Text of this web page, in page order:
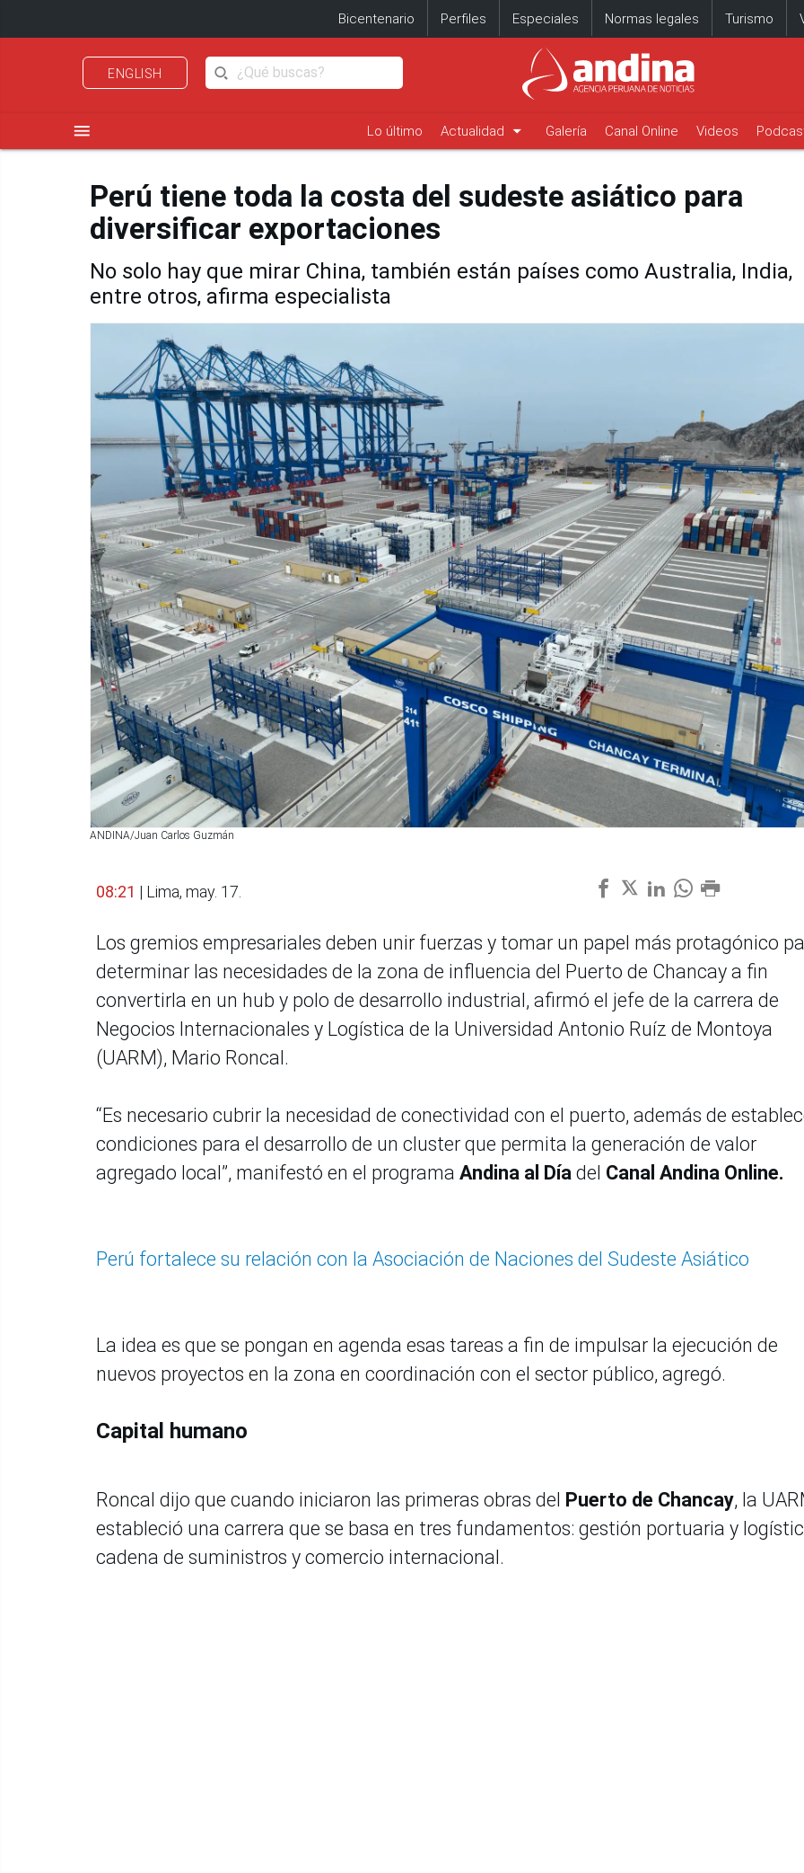
Bicentenario Perfiles Especiales Normas legales Turismo
ENGLISH
menu Lo último Actualidad arrow_drop_down Galería Canal Online Videos
Perú tiene toda la costa del sudeste asiático para
diversificar exportaciones
No solo hay que mirar China, también están países como Australia, India,
entre otros, afirma especialista
ANDINA/Juan Carlos Guzmán
08:21 | Lima, may. 17.
Los gremios empresariales deben unir fuerzas y tomar un papel más protagónico
determinar las necesidades de la zona de influencia del Puerto de Chancay a fin
convertirla en un hub y polo de desarrollo industrial, afirmó el jefe de la carrera de
Negocios Internacionales y Logística de la Universidad Antonio Ruíz de Montoya
(UARM), Mario Roncal.
“Es necesario cubrir la necesidad de conectividad con el puerto, además de
condiciones para el desarrollo de un cluster que permita la generación de valor
agregado local”, manifestó en el programa Andina al Día del Canal Andina Online.
Perú fortalece su relación con la Asociación de Naciones del Sudeste Asiático
La idea es que se pongan en agenda esas tareas a fin de impulsar la ejecución de
nuevos proyectos en la zona en coordinación con el sector público, agregó.
Capital humano
Roncal dijo que cuando iniciaron las primeras obras del Puerto de Chancay, la
estableció una carrera que se basa en tres fundamentos: gestión portuaria y
cadena de suministros y comercio internacional.